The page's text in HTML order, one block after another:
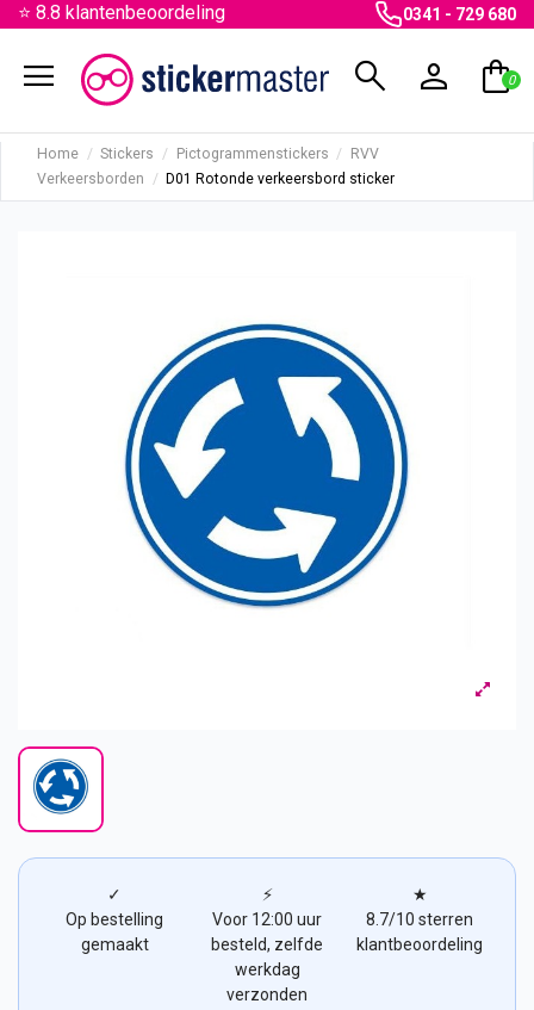
⭐ 8.8 klantenbeoordeling 0341 - 729 680
menu search person shopping_bag
0
Home Stickers Pictogrammenstickers
RVV
Verkeersborden
D01 Rotonde verkeersbord sticker
✓
Op bestelling
gemaakt
⚡
Voor 12:00 uur
besteld, zelfde
werkdag
verzonden
★
8.7/10 sterren
klantbeoordeling